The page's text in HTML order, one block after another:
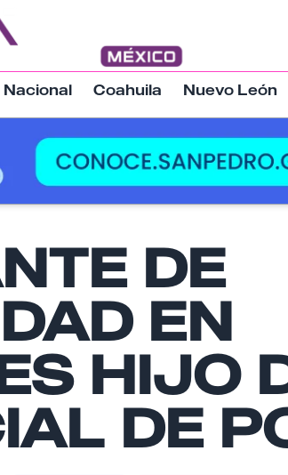
Nacional Coahuila Nuevo León
DE
EN
HIJO
DE